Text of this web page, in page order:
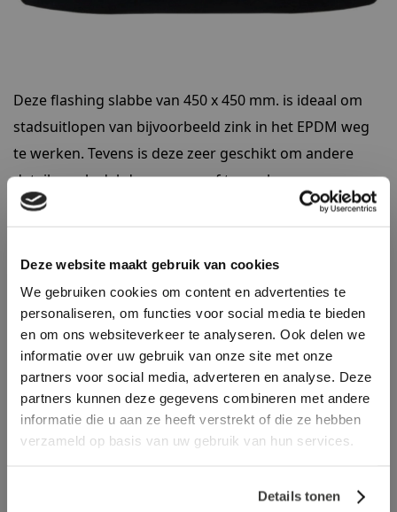
Deze website maakt gebruik van cookies
We gebruiken cookies om content en advertenties te
personaliseren, om functies voor social media te bieden
en om ons websiteverkeer te analyseren. Ook delen we
informatie over uw gebruik van onze site met onze
partners voor social media, adverteren en analyse. Deze
partners kunnen deze gegevens combineren met andere
informatie die u aan ze heeft verstrekt of die ze hebben
verzameld op basis van uw gebruik van hun services.
Details tonen
Deze flashing slabbe van 450 x 450 mm. is ideaal om
stadsuitlopen van bijvoorbeeld zink in het EPDM weg
te werken. Tevens is deze zeer geschikt om andere
details zoals dakdoorvoeren af te werken.
werkt.
Omschrijving Specificaties Recent bekeken
log in voor prijs
Laagste prijs in Nederland én België!
! ⭐⭐⭐⭐⭐